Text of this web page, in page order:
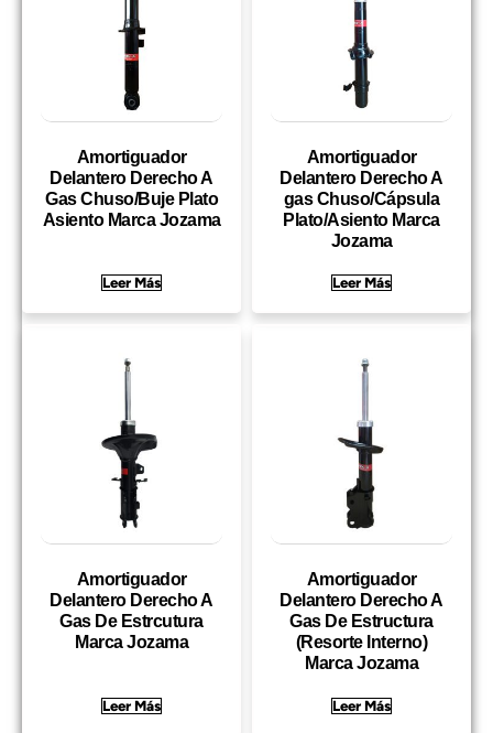
Amortiguador
Delantero Derecho A
Gas Chuso/Buje Plato
Asiento Marca Jozama
Leer Más
Amortiguador
Delantero Derecho A
gas Chuso/Cápsula
Plato/Asiento Marca
Jozama
Leer Más
Amortiguador
Delantero Derecho A
Gas De Estrcutura
Marca Jozama
Leer Más
Amortiguador
Delantero Derecho A
Gas De Estructura
(Resorte Interno)
Marca Jozama
Leer Más